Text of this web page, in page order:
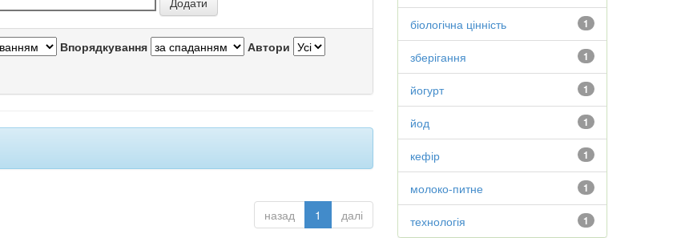
Впорядкування Автори
назад 1 далі
1
біологічна цінність
1
зберігання
1
йогурт
1
йод
1
кефір
1
молоко-питне
1
технологія